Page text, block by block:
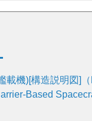
載機)[構造説明図]
Based